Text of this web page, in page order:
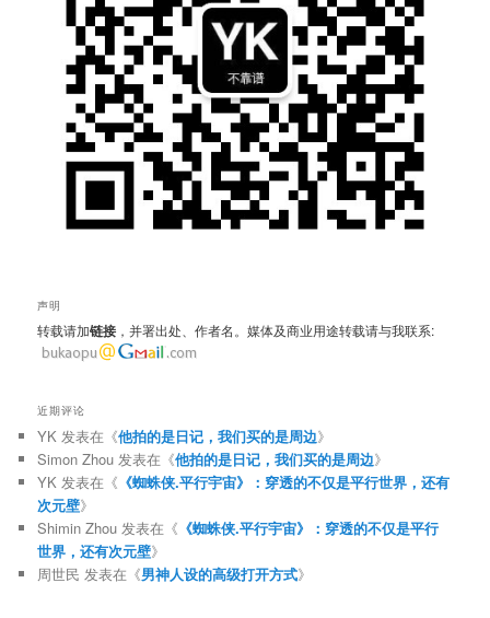
声明
转载请加链接 ，并署出处、作者名。媒体及商业用途转载请与我联系:
近期评论
YK 发表在《他拍的是日记，我们买的是周边》
Simon Zhou 发表在《他拍的是日记，我们买的是周边》
YK 发表在《 《蜘蛛侠.平行宇宙》：穿透的不仅是平行世界，还有
次元壁》
Shimin Zhou 发表在《 《蜘蛛侠.平行宇宙》：穿透的不仅是平行
世界，还有次元壁》
周世民 发表在《男神人设的高级打开方式》